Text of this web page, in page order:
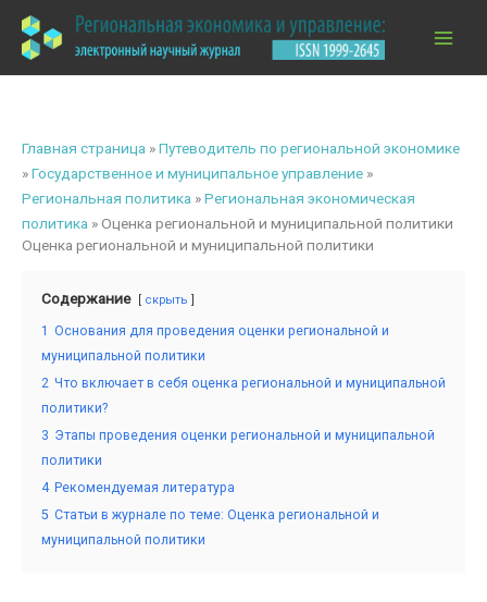
содержимому
Главная страница »Путеводитель по региональной экономике
»Государственное и муниципальное управление »
Региональная политика »Региональная экономическая
политика »Оценка региональной и муниципальной политики
Оценка региональной и муниципальной политики
Содержание скрыть
1 Основания для проведения оценки региональной и
муниципальной политики
2 Что включает в себя оценка региональной и муниципальной
политики?
3 Этапы проведения оценки региональной и муниципальной
политики
4 Рекомендуемая литература
5 Статьи в журнале по теме: Оценка региональной и
муниципальной политики